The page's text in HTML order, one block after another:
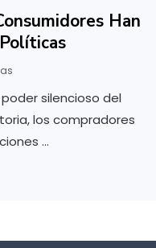
Han
silencioso del
los compradores
...